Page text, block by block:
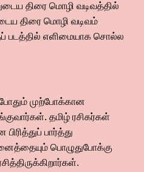
திரை மொழி வடிவத்தில்
திரை மொழி வடிவம்
படத்தில் எளிமையாக சொல்ல
முற்போக்கான
தமிழ் ரசிகர்கள்
பார்த்து
பொழுதுபோக்கு